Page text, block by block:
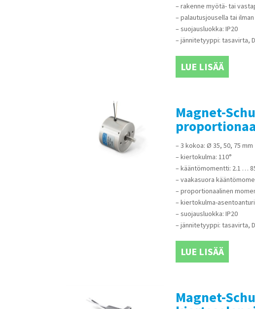
– rakenne myötä- tai
– palautusjousella tai ilman
– suojausluokka: IP20
– jännitetyyppi: tasavirta,
LUE LISÄÄ
Magnet-
– 3 kokoa: Ø 35, 50, 75 mm
– kiertokulma: 110°
– kääntömomentti: 2.1 …
– vaakasuora
– proportionaalinen
– kiertokulma-
– suojausluokka: IP20
– jännitetyyppi: tasavirta,
LUE LISÄÄ
Magnet-